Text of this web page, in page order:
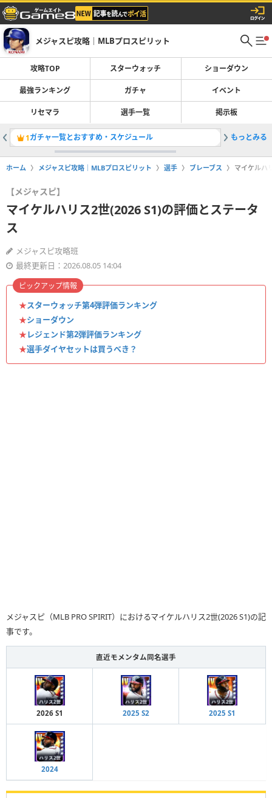
メジャスピ攻略｜MLBプロスピリット
攻略TOP スターウォッチ ショーダウン
最強ランキング ガチャ イベント
リセマラ 選手一覧 掲示板
1ガチャ一覧とおすすめ・スケジュール 2クリス
もっとみる
ホーム メジャスピ攻略｜MLBプロスピリット 選手 ブレーブス マイケルハ
【メジャスピ】
マイケルハリス2世(2026 S1)の評価とステータ
ス
メジャスピ攻略班
最終更新日：2026.08.05 14:04
★スターウォッチ第4弾評価ランキング
★ショーダウン
★レジェンド第2弾評価ランキング
★選手ダイヤセットは買うべき？
ピックアップ情報
メジャスピ（MLB PRO SPIRIT）におけるマイケルハリス2世(2026 S1)の記
事です。
直近モメンタム同名選手
2026 S1 2025 S2 2025 S1
2024